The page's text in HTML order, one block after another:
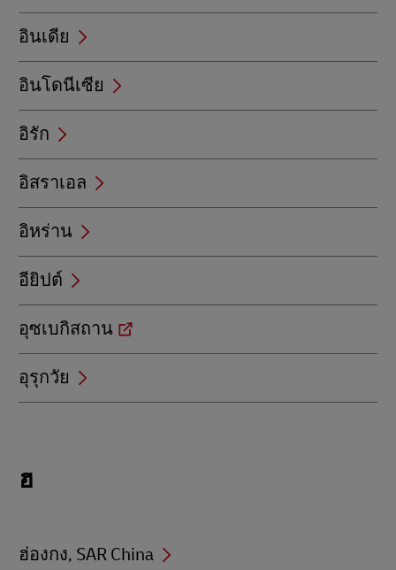
อินเดีย
อินโดนีเซีย
อิรัก
อิสราเอล
อิหร่าน
อียิปต์
อุซเบกิสถาน
อุรุกวัย
beginning
ฮ
ฮ่องกง, SAR China